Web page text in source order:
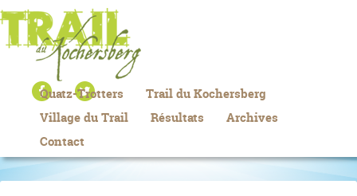
Quatz-Trotters
Trail du Kochersberg
Village du Trail
Résultats
Archives
Contact